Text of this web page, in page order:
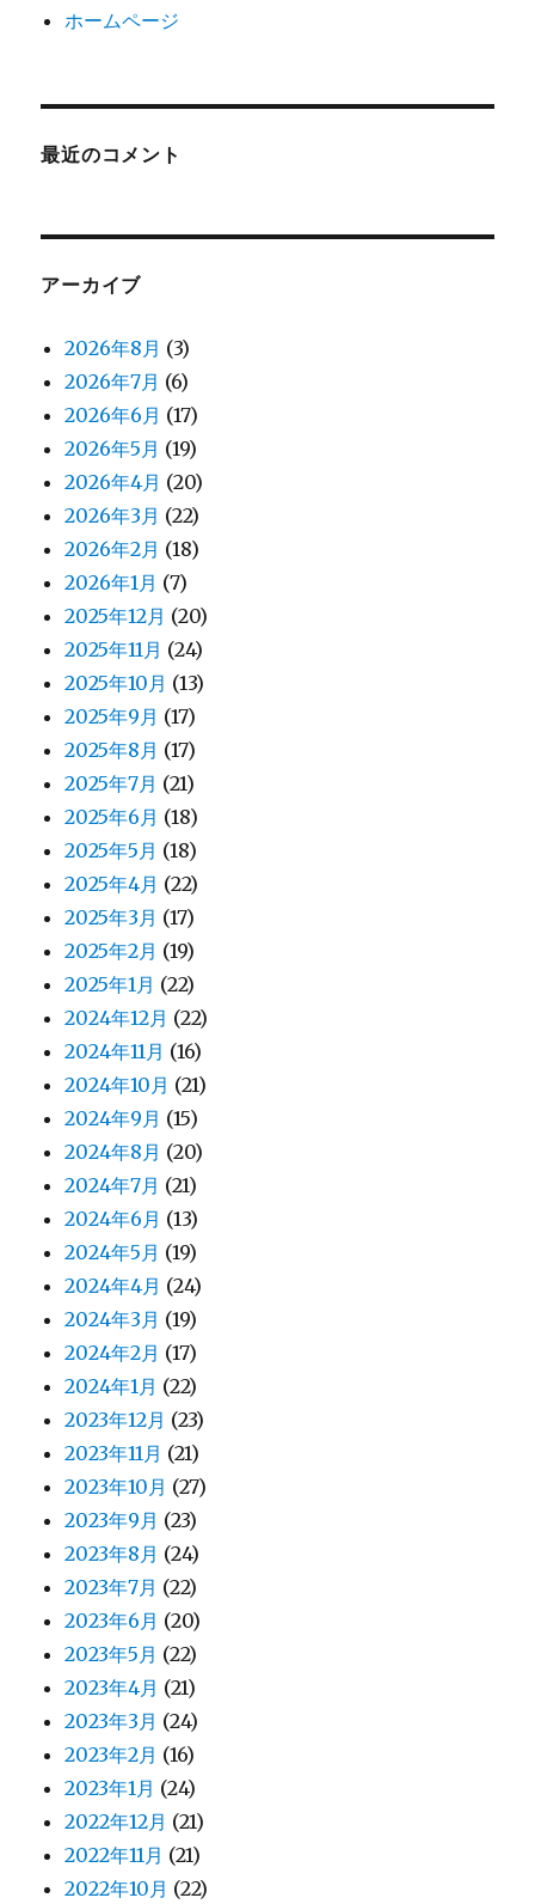
ホームページ
最近のコメント
アーカイブ
2026年8月 (3)
2026年7月 (6)
2026年6月 (17)
2026年5月 (19)
2026年4月 (20)
2026年3月 (22)
2026年2月 (18)
2026年1月 (7)
2025年12月 (20)
2025年11月 (24)
2025年10月 (13)
2025年9月 (17)
2025年8月 (17)
2025年7月 (21)
2025年6月 (18)
2025年5月 (18)
2025年4月 (22)
2025年3月 (17)
2025年2月 (19)
2025年1月 (22)
2024年12月 (22)
2024年11月 (16)
2024年10月 (21)
2024年9月 (15)
2024年8月 (20)
2024年7月 (21)
2024年6月 (13)
2024年5月 (19)
2024年4月 (24)
2024年3月 (19)
2024年2月 (17)
2024年1月 (22)
2023年12月 (23)
2023年11月 (21)
2023年10月 (27)
2023年9月 (23)
2023年8月 (24)
2023年7月 (22)
2023年6月 (20)
2023年5月 (22)
2023年4月 (21)
2023年3月 (24)
2023年2月 (16)
2023年1月 (24)
2022年12月 (21)
2022年11月 (21)
2022年10月 (22)